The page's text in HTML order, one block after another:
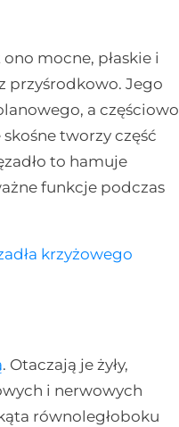
mocne, płaskie i
przyśrodkowo. Jego
a częściowo
tworzy część
to hamuje
funkcje podczas
krzyżowego
. Otaczają je żyły,
i nerwowych
równoległoboku